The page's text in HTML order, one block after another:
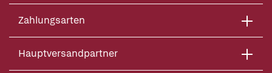
Zahlungsarten
Hauptversandpartner